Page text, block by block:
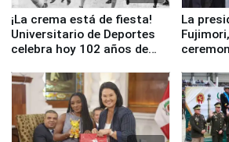
¡La crema está de fiesta!
Universitario de Deportes
celebra hoy 102 años de
La